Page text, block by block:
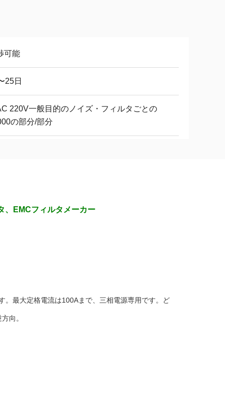
可能
25日
220V一般目的のノイズ・フィルタごとの
の部分/部分
、EMCフィルタメーカー
。最大定格電流は100Aまで、三相電源専用です。ど
向。